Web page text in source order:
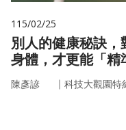
115/02/25
別人的健康秘訣
身體，才更能「精
陳彥諺 ｜ 科技大觀園特